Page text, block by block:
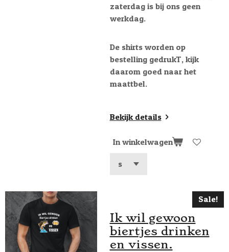
zaterdag is bij ons geen
werkdag.
De shirts worden op
bestelling gedrukT, kijk
daarom goed naar het
maattbel.
Bekijk details
In winkelwagen
Sale!
Ik wil gewoon
biertjes drinken
en vissen.